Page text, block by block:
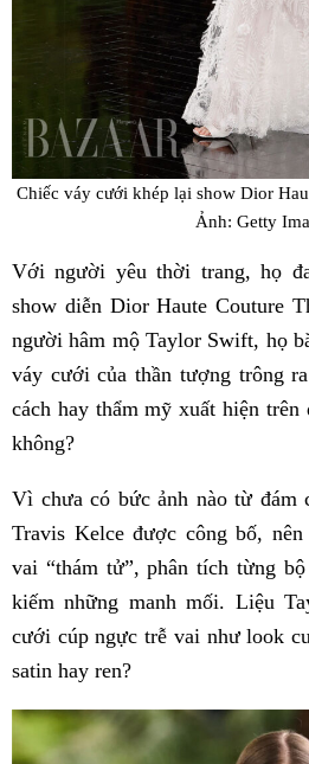
Chiếc váy cưới khép lại show Dior
Ảnh: Getty
Với người yêu thời trang, họ
show diễn Dior Haute Couture
người hâm mộ Taylor Swift, họ
váy cưới của thần tượng trông
cách hay thẩm mỹ xuất hiện
không?
Vì chưa có bức ảnh nào từ đám
Travis Kelce được công bố,
vai “thám tử”, phân tích từng
kiếm những manh mối. Liệu
cưới cúp ngực trễ vai như look
satin hay ren?